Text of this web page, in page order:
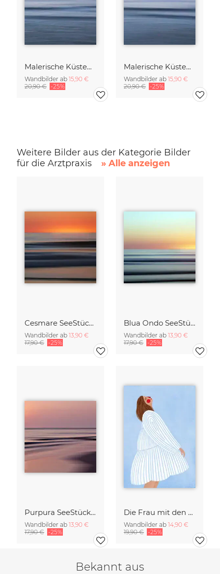
Malerische Küstenabstraktion in der Dämmerung
Wandbilder ab 15,90 €
20,90 € -25%
Malerische Küstenabstraktion in der Dämmerung
Wandbilder ab 15,90 €
20,90 € -25%
Weitere Bilder aus der Kategorie Bilder
für die Arztpraxis
» Alle anzeigen
Cesmare SeeStück No.09
Wandbilder ab 13,90 €
17,90 € -25%
Blua Ondo SeeStück No.14
Wandbilder ab 13,90 €
17,90 € -25%
Purpura SeeStück No.18
Wandbilder ab 13,90 €
17,90 € -25%
Die Frau mit den blaue Streifen
Wandbilder ab 14,90 €
19,90 € -25%
Bekannt aus